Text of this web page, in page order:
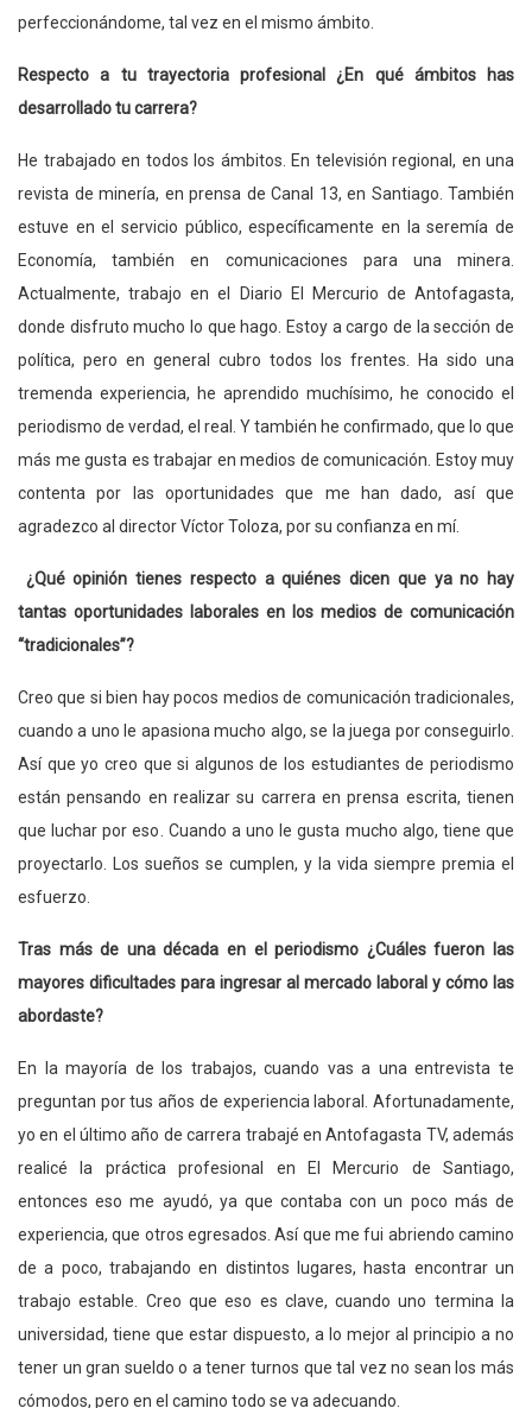
perfeccionándome, tal vez en el mismo ámbito.
Respecto a tu trayectoria profesional ¿En qué ámbitos has
desarrollado tu carrera?
He trabajado en todos los ámbitos. En televisión regional, en una
revista de minería, en prensa de Canal 13, en Santiago. También
estuve en el servicio público, específicamente en la seremía de
Economía, también en comunicaciones para una minera.
Actualmente, trabajo en el Diario El Mercurio de Antofagasta,
donde disfruto mucho lo que hago. Estoy a cargo de la sección de
política, pero en general cubro todos los frentes. Ha sido una
tremenda experiencia, he aprendido muchísimo, he conocido el
periodismo de verdad, el real. Y también he confirmado, que lo que
más me gusta es trabajar en medios de comunicación. Estoy muy
contenta por las oportunidades que me han dado, así que
agradezco al director Víctor Toloza, por su confianza en mí.
¿Qué opinión tienes respecto a quiénes dicen que ya no hay
tantas oportunidades laborales en los medios de comunicación
“tradicionales”?
Creo que si bien hay pocos medios de comunicación tradicionales,
cuando a uno le apasiona mucho algo, se la juega por conseguirlo.
Así que yo creo que si algunos de los estudiantes de periodismo
están pensando en realizar su carrera en prensa escrita, tienen
que luchar por eso. Cuando a uno le gusta mucho algo, tiene que
proyectarlo. Los sueños se cumplen, y la vida siempre premia el
esfuerzo.
Tras más de una década en el periodismo ¿Cuáles fueron las
mayores dificultades para ingresar al mercado laboral y cómo las
abordaste?
En la mayoría de los trabajos, cuando vas a una entrevista te
preguntan por tus años de experiencia laboral. Afortunadamente,
yo en el último año de carrera trabajé en Antofagasta TV, además
realicé la práctica profesional en El Mercurio de Santiago,
entonces eso me ayudó, ya que contaba con un poco más de
experiencia, que otros egresados. Así que me fui abriendo camino
de a poco, trabajando en distintos lugares, hasta encontrar un
trabajo estable. Creo que eso es clave, cuando uno termina la
universidad, tiene que estar dispuesto, a lo mejor al principio a no
tener un gran sueldo o a tener turnos que tal vez no sean los más
cómodos, pero en el camino todo se va adecuando.